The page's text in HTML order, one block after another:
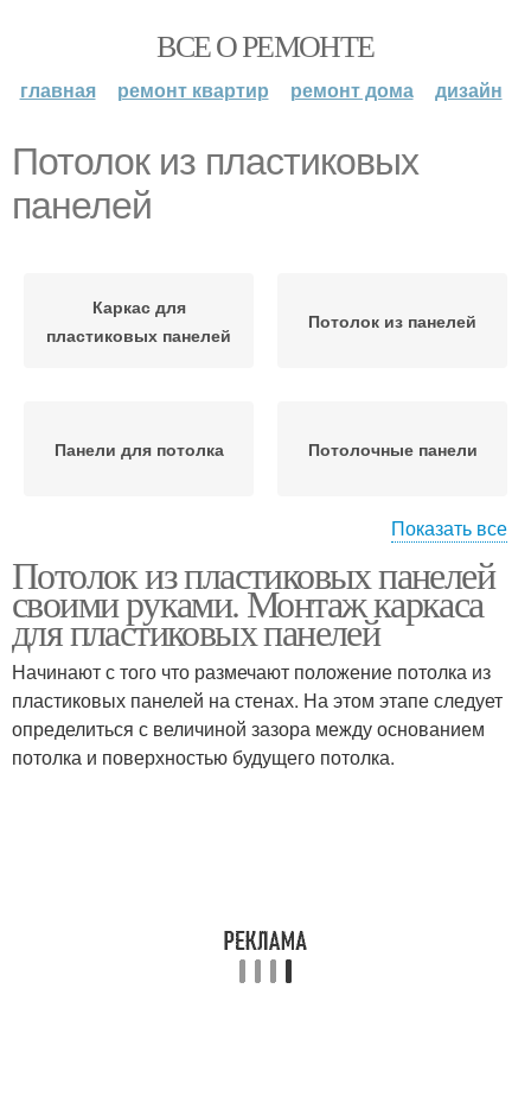
ВСЕ О РЕМОНТЕ
главная ремонт квартир ремонт дома дизайн
Потолок из пластиковых
панелей
Каркас для
пластиковых панелей
Потолок из панелей
Панели для потолка Потолочные панели
Каркас на потолке Панели на кухне
Пластиковые панели Панели в комнате
Обрешетка для панелей
Показать все
Потолок из пластиковых панелей
своими руками. Монтаж каркаса
для пластиковых панелей
Начинают с того что размечают положение потолка из
пластиковых панелей на стенах. На этом этапе следует
определиться с величиной зазора между основанием
потолка и поверхностью будущего потолка.